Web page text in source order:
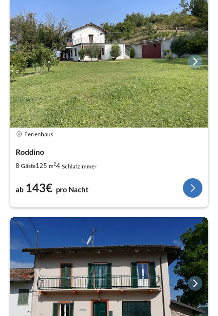
Ferienhaus
Roddino
8 Gäste125 m24 Schlafzimmer
ab 143€ pro Nacht